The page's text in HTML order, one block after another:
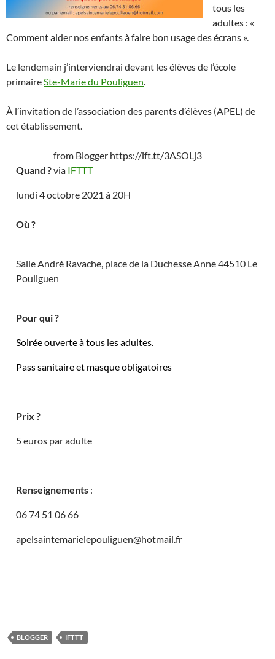
tous les
adultes : «
Comment aider nos enfants à faire bon usage des écrans ».
Le lendemain j’interviendrai devant les élèves de l’école
primaireSte-Marie du Pouliguen.
À l’invitation de l’association des parents d’élèves (APEL) de
cet établissement.
Quand ?
lundi 4 octobre 2021 à 20H
Où ?
Salle André Ravache, place de la Duchesse Anne 44510 Le
Pouliguen
Pour qui ?
Soirée ouverte à tous les adultes.
Pass sanitaire et masque obligatoires
Prix ?
5 euros par adulte
Renseignements :
06 74 51 06 66
apelsaintemarielepouliguen@hotmail.fr
from Blogger https://ift.tt/3ASOLj3
via IFTTT
BLOGGER IFTTT